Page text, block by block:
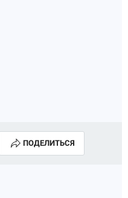
ПОДЕЛИТЬСЯ